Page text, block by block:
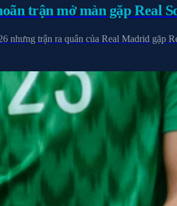
trận mở màn gặp Real
nhưng trận ra quân của Real Madrid gặp